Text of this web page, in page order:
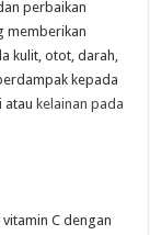
perbaikan
memberikan
kulit, otot, darah,
kepada
atau kelainan pada
C dengan